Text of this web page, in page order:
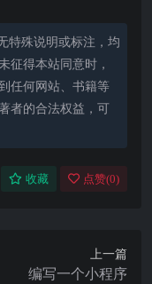
特殊说明或标注，均
征得本站同意时，
任何网站、书籍等
者的合法权益，可
收藏 点赞(0)
上一篇
编写一个小程序